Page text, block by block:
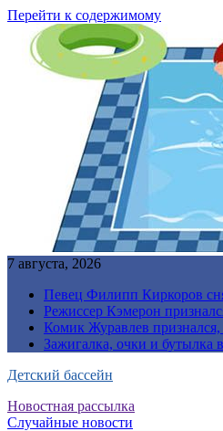
Перейти к содержимому
7 августа, 2026
Певец Филипп Киркоров
Режиссер Кэмерон
Комик Журавлев
Зажигалка, очки и бутылка
Детский бассейн
Новостная рассылка
Случайные новости